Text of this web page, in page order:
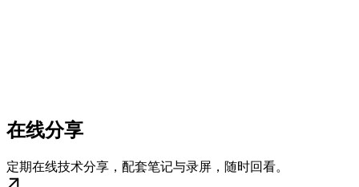
在线分享
定期在线技术分享，配套笔记与录屏，随时回看。